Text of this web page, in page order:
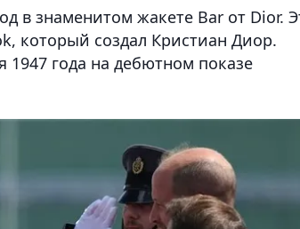
в знаменитом жакете Bar от Dior.
который создал Кристиан Диор.
1947 года на дебютном показе